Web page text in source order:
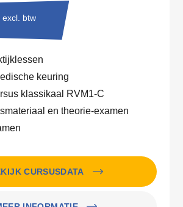
excl. btw
keuring
klassikaal RVM1-C
en theorie-examen
CURSUSDATA